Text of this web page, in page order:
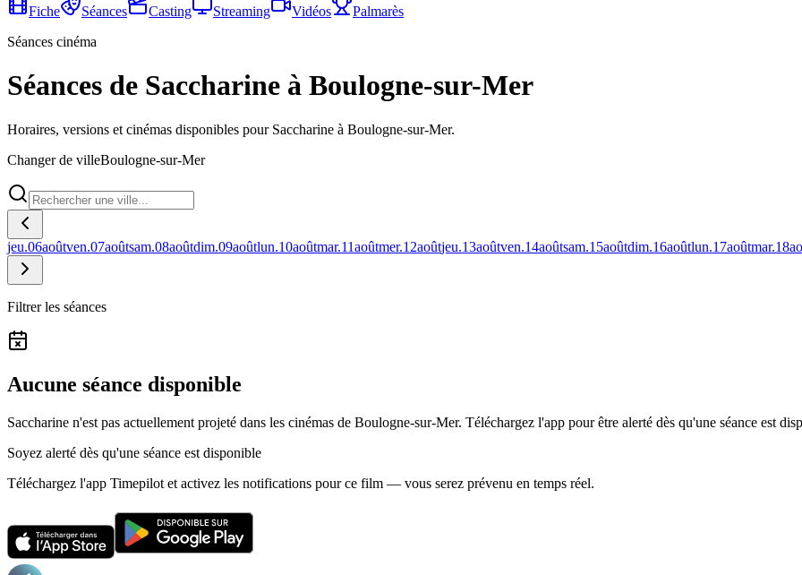
Fiche
Séances Casting Streaming Vidéos
Palmarès
Séances cinéma
Séances de Saccharine à Boulogne-sur-Mer
Horaires, versions et cinémas disponibles pour Saccharine à Boulogne-sur-Mer.
Changer de villeBoulogne-sur-Mer
jeu.06aoûtven.07aoûtsam.08aoûtdim.09aoûtlun.10aoûtmar.11aoûtmer.12aoûtjeu.13aoûtven.14aoûtsam.15aoûtdim.16aoûtlun.17aoûtmar.18
Filtrer les séances
Aucune séance disponible
Saccharine n'est pas actuellement projeté dans les cinémas de Boulogne-sur-Mer. Téléchargez l'app pour être alerté dès qu'une séance est
Soyez alerté dès qu'une séance est disponible
Téléchargez l'app Timepilot et activez les notifications pour ce film — vous serez prévenu en temps réel.